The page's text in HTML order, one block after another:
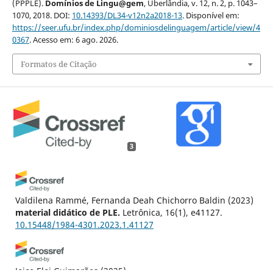
(PPPLE). Domínios de Lingu@gem, Uberlândia, v. 12, n. 2, p. 1043–
1070, 2018. DOI: 10.14393/DL34-v12n2a2018-13. Disponível em:
https://seer.ufu.br/index.php/dominiosdelinguagem/article/view/4
0367. Acesso em: 6 ago. 2026.
Formatos de Citação
3
Valdilena Rammé, Fernanda Deah Chichorro Baldin (2023)
material didático de PLE. Letrônica, 16(1), e41127.
10.15448/1984-4301.2023.1.41127
Joice Eloi Guimarães (2025)